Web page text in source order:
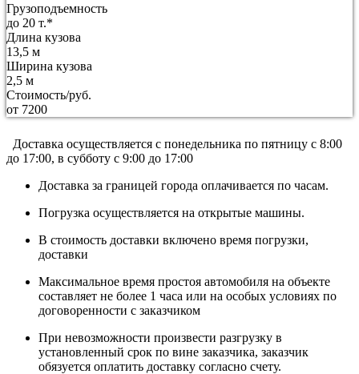
Грузоподъемность
до 20 т.*
Длина кузова
13,5 м
Ширина кузова
2,5 м
Стоимость/руб.
от 7200
Доставка осуществляется c понедельника по пятницу с 8:00
до 17:00, в субботу с 9:00 до 17:00
Доставка за границей города оплачивается по часам.
Погрузка осуществляется на открытые машины.
В стоимость доставки включено время погрузки,
доставки
Максимальное время простоя автомобиля на объекте
составляет не более 1 часа или на особых условиях по
договоренности с заказчиком
При невозможности произвести разгрузку в
установленный срок по вине заказчика, заказчик
обязуется оплатить доставку согласно счету.